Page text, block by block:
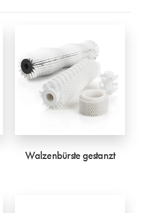
Walzenbürste gestanzt